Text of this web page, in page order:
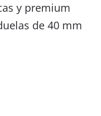
y premium
de 40 mm